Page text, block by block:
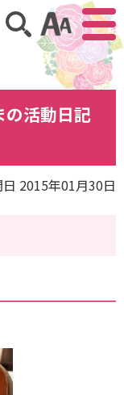
アクセ
サイト内検索
の活動日記
2015年01月30日